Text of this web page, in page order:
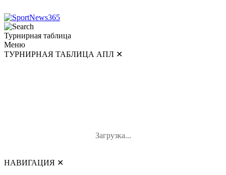
Турнирная таблица
Меню
ТУРНИРНАЯ ТАБЛИЦА АПЛ ✕
Загрузка...
НАВИГАЦИЯ ✕